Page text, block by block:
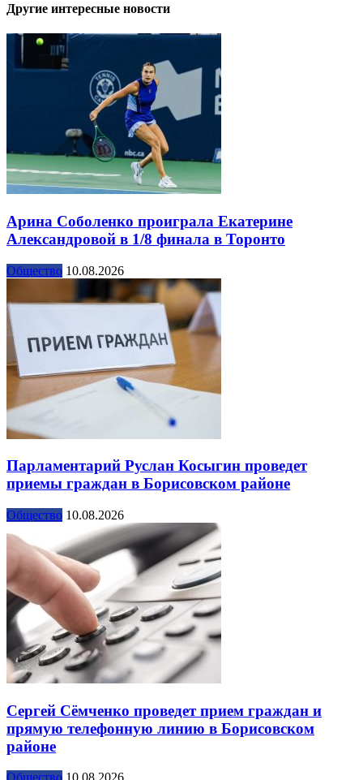
Другие интересные новости
Арина Соболенко проиграла Екатерине
Александровой в 1/8 финала в Торонто
Общество 10.08.2026
Парламентарий Руслан Косыгин проведет
приемы граждан в Борисовском районе
Общество 10.08.2026
Сергей Сёмченко проведет прием граждан и
прямую телефонную линию в Борисовском
районе